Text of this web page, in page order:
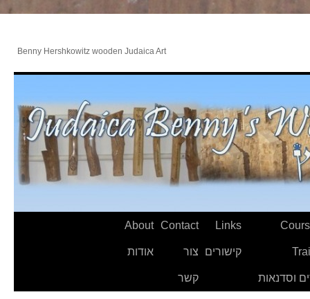
Benny Hershkowitz wooden Judaica Art
וסדנאות
Links
קישורים
Contact
צור
קשר
About
אודות